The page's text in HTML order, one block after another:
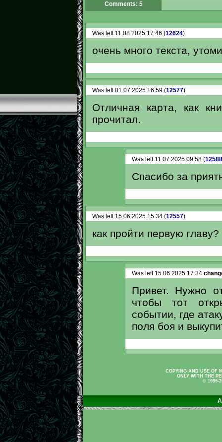
Comments: 5
Was left 11.08.2025 17:46 (12624)
очень много текста,
Was left 01.07.2025 16:59 (12577)
Отличная карта, как
прочитал.
Was left 11.07.2025 09:58 (12588
Спасибо за
Was left 15.06.2025 15:34 (12557)
как пройти первую
Was left 15.06.2025 17:34
Привет. Нужно
чтобы тот
событии, где
поля боя и
COPYING AND USE OF
ONLY WITH THE
© 1999-